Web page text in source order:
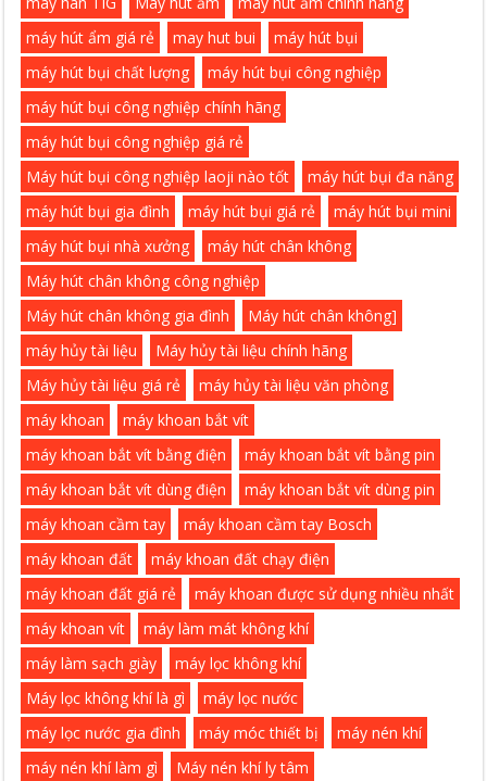
máy hút ẩm giá rẻ
may hut bui
máy hút bụi
máy hút bụi chất lượng
máy hút bụi công nghiệp
máy hút bụi công nghiệp chính hãng
máy hút bụi công nghiệp giá rẻ
Máy hút bụi công nghiệp laoji nào tốt
máy hút bụi đa năng
máy hút bụi gia đình
máy hút bụi giá rẻ
máy hút bụi mini
máy hút bụi nhà xưởng
máy hút chân không
Máy hút chân không công nghiệp
Máy hút chân không gia đình
Máy hút chân không]
máy hủy tài liệu
Máy hủy tài liệu chính hãng
Máy hủy tài liệu giá rẻ
máy hủy tài liệu văn phòng
máy khoan
máy khoan bắt vít
máy khoan bắt vít bằng điện
máy khoan bắt vít bằng pin
máy khoan bắt vít dùng điện
máy khoan bắt vít dùng pin
máy khoan cầm tay
máy khoan cầm tay Bosch
máy khoan đất
máy khoan đất chạy điện
máy khoan đất giá rẻ
máy khoan được sử dụng nhiều nhất
máy khoan vít
máy làm mát không khí
máy làm sạch giày
máy lọc không khí
Máy lọc không khí là gì
máy lọc nước
máy lọc nước gia đình
máy móc thiết bị
máy nén khí
máy nén khí làm gì
Máy nén khí ly tâm